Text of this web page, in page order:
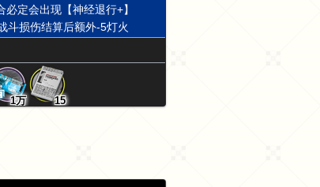
定会出现【神经退行+】
斗损伤结算后额外-5灯火
1万 15